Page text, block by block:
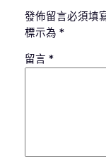
發佈留言必須填
標示為 *
留言 *